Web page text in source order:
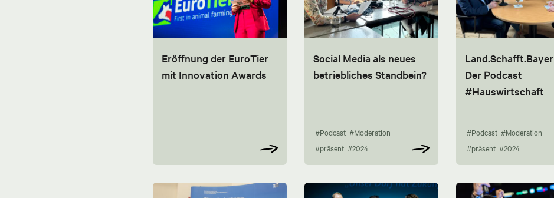
Eröffnung der EuroTier
mit Innovation Awards
Social Media als neues
betriebliches Standbein?
#Podcast #Moderation
#präsent #2024
Der Podcast
#Hauswirtschaft
#Podcast #Moderation
#präsent #2024